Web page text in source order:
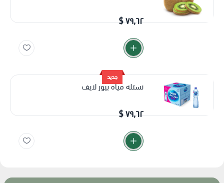
٧٩٫٦٢ $
جديد
نستله مياه بيور لايف
٧٩٫٦٢ $